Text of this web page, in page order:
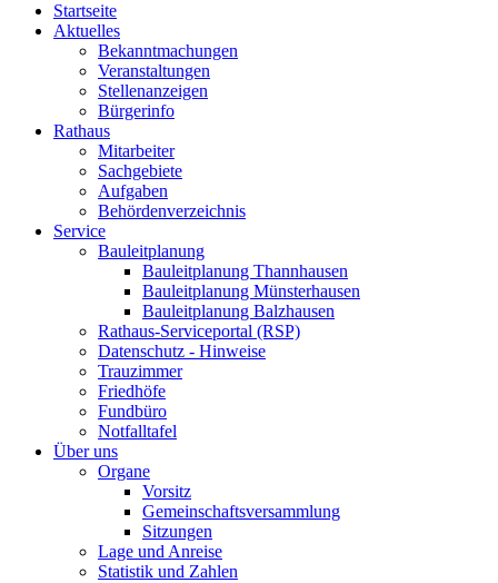
Startseite
Aktuelles
Bekanntmachungen
Veranstaltungen
Stellenanzeigen
Bürgerinfo
Rathaus
Mitarbeiter
Sachgebiete
Aufgaben
Behördenverzeichnis
Service
Bauleitplanung
Bauleitplanung Thannhausen
Bauleitplanung Münsterhausen
Bauleitplanung Balzhausen
Rathaus-Serviceportal (RSP)
Datenschutz - Hinweise
Trauzimmer
Friedhöfe
Fundbüro
Notfalltafel
Über uns
Organe
Vorsitz
Gemeinschaftsversammlung
Sitzungen
Lage und Anreise
Statistik und Zahlen